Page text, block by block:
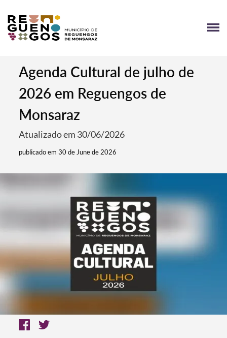
Agenda Cultural de julho de
2026 em Reguengos de
Monsaraz
Atualizado em 30/06/2026
publicado em 30 de June de 2026